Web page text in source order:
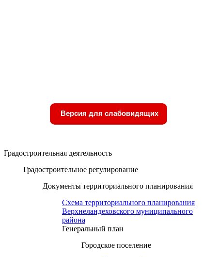
Версия для слабовидящих
Градостроительная деятельность
Градостроительное регулирование
Документы территориального планирования
Схема территориального планирования
Верхнеландеховского муниципального
района
Генеральный план
Городское поселение